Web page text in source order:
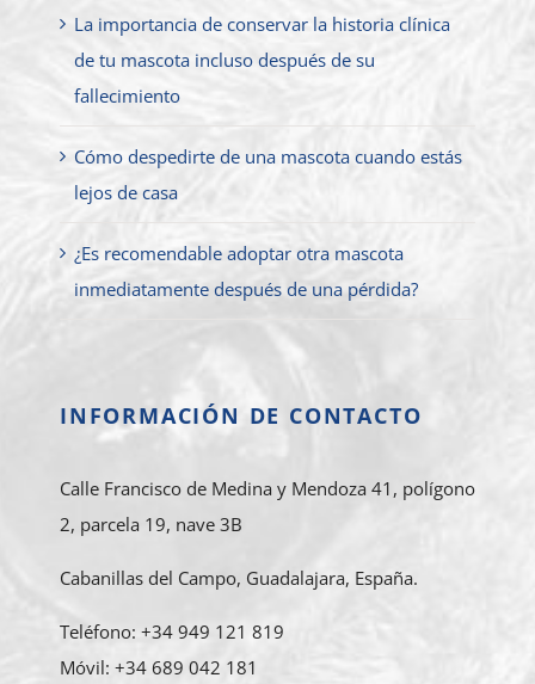
La importancia de conservar la historia clínica
de tu mascota incluso después de su
fallecimiento
Cómo despedirte de una mascota cuando estás
lejos de casa
¿Es recomendable adoptar otra mascota
inmediatamente después de una pérdida?
INFORMACIÓN DE CONTACTO
Calle Francisco de Medina y Mendoza 41, polígono
2, parcela 19, nave 3B
Cabanillas del Campo, Guadalajara, España.
Teléfono: +34 949 121 819
Móvil: +34 689 042 181